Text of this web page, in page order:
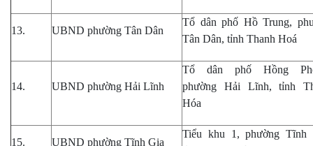
13. UBND phường Tân Dân
Tổ dân phố Hồ Trung,
Tân Dân, tỉnh Thanh Hoá
14. UBND phường Hải Lĩnh
Tổ dân phố Hồng
phường Hải Lĩnh, tỉnh
Hóa
15. UBND phường Tĩnh Gia
Tiểu khu 1, phường Tĩnh